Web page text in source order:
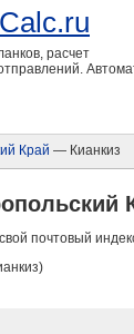
расчет
Край — Кианкиз
почтовый